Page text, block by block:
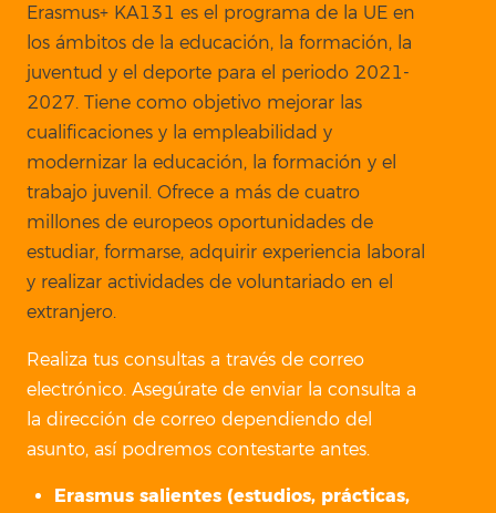
Erasmus+ KA131 es el programa de la UE en
los ámbitos de la educación, la formación, la
juventud y el deporte para el periodo 2021-
2027. Tiene como objetivo mejorar las
cualificaciones y la empleabilidad y
modernizar la educación, la formación y el
trabajo juvenil. Ofrece a más de cuatro
millones de europeos oportunidades de
estudiar, formarse, adquirir experiencia laboral
y realizar actividades de voluntariado en el
extranjero.
Realiza tus consultas a través de correo
electrónico. Asegúrate de enviar la consulta a
la dirección de correo dependiendo del
asunto, así podremos contestarte antes.
Erasmus salientes (estudios, prácticas,